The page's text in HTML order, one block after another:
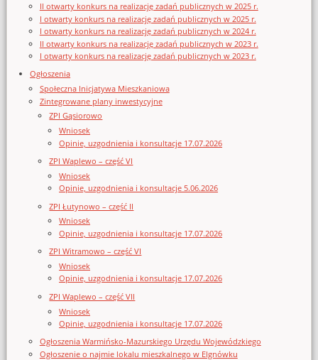
II otwarty konkurs na realizację zadań publicznych w 2025 r.
I otwarty konkurs na realizację zadań publicznych w 2025 r.
I otwarty konkurs na realizację zadań publicznych w 2024 r.
II otwarty konkurs na realizację zadań publicznych w 2023 r.
I otwarty konkurs na realizację zadań publicznych w 2023 r.
Ogłoszenia
Społeczna Inicjatywa Mieszkaniowa
Zintegrowane plany inwestycyjne
ZPI Gąsiorowo
Wniosek
Opinie, uzgodnienia i konsultacje 17.07.2026
ZPI Waplewo – część VI
Wniosek
Opinie, uzgodnienia i konsultacje 5.06.2026
ZPI Łutynowo – część II
Wniosek
Opinie, uzgodnienia i konsultacje 17.07.2026
ZPI Witramowo – część VI
Wniosek
Opinie, uzgodnienia i konsultacje 17.07.2026
ZPI Waplewo – część VII
Wniosek
Opinie, uzgodnienia i konsultacje 17.07.2026
Ogłoszenia Warmińsko-Mazurskiego Urzędu Wojewódzkiego
Ogłoszenie o najmie lokalu mieszkalnego w Elgnówku